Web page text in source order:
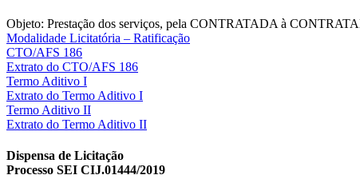
Objeto: Prestação dos serviços, pela CONTRATADA à
Modalidade Licitatória – Ratificação
CTO/AFS 186
Extrato do CTO/AFS 186
Termo Aditivo I
Extrato do Termo Aditivo I
Termo Aditivo II
Extrato do Termo Aditivo II
Dispensa de Licitação
Processo SEI CIJ.01444/2019